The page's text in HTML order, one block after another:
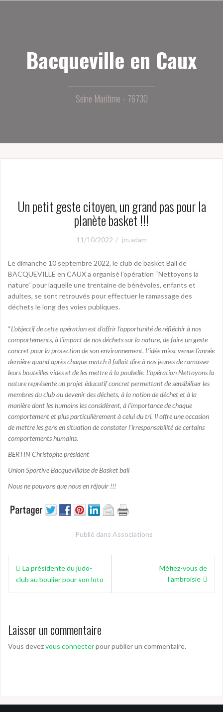
Bacqueville en Caux
Seine Maritime - 76730
Un petit geste citoyen, un grand pas pour la
planète basket !!!
11/10/2022 jm.adam
Le dimanche 10 septembre 2022, le club de basket Ball de
BACQUEVILLE en CAUX a organisé l’opération “Nettoyons la
nature” pour laquelle une trentaine de bénévoles, enfants et
adultes, se sont retrouvés pour effectuer le ramassage des
déchets le long des voies publiques.
“L’objectif de cette opération est d’offrir l’opportunité de réfléchir à nos
comportements, à l’impact de nos déchets sur la nature, de faire un geste
concret pour la protection de son environnement. L’idée m’est venue l’année
dernière quand après chaque match il fallait dire à nos jeunes de ramasser
leurs bouteilles vides et de les mettre à la poubelle. L’opération Nettoyons la
nature représente un projet éducatif concret permettant de sensibiliser les
membres du club au devenir des déchets, à la notion de déchet et à la
manière dont les humains les considèrent, à l’importance de chaque
comportement et plus particulièrement à celui du tri. Il offre une occasion
de mettre les gens en situation de constater l’irresponsabilité de certains
comportements humains.
BERTIN Christophe président
Union Sportive Bacquevillaise de Basket ball
Nous ne pouvons que nous en réjouir !!!
Publié dans Associations
Navigation
de La présidente du judo-
club au boulier pour son loto
Méfiez-vous de
l’ambroisie
Laisser un commentaire
Vous devezvous connecterpour publier un commentaire.